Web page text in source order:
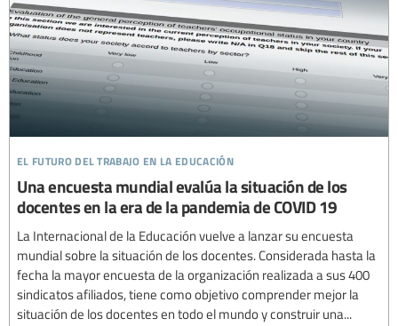
el futuro del trabajo en la educación
Una encuesta mundial evalúa la situación de los
docentes en la era de la pandemia de COVID 19
La Internacional de la Educación vuelve a lanzar su encuesta
mundial sobre la situación de los docentes. Considerada hasta la
fecha la mayor encuesta de la organización realizada a sus 400
sindicatos afiliados, tiene como objetivo comprender mejor la
situación de los docentes en todo el mundo y construir una...